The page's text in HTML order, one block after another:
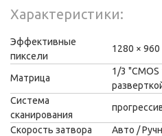
Характеристики
Эффективные
пиксели
1280 × 960
Матрица
1/3
Система
сканирования
Скорость затвора
Авто /